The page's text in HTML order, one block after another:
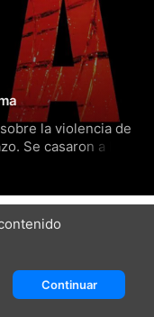
la violencia de
Se casaron a los
reproches e
día de Joaquín para
de su
caliente
Continuar